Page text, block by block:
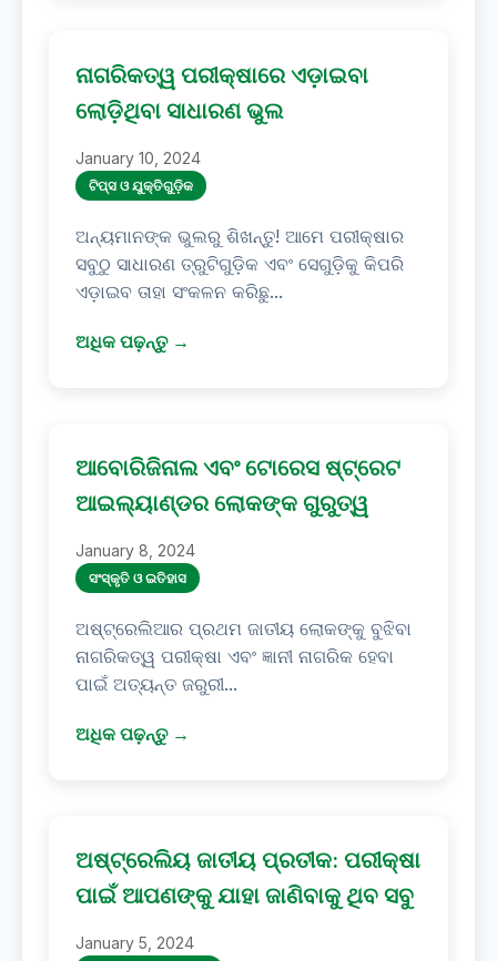
ନାଗରିକତ୍ୱ ପରୀକ୍ଷାରେ ଏଡ଼ାଇବା
ଲୋଡ଼ିଥିବା ସାଧାରଣ ଭୁଲ
January 10, 2024
ଟିପ୍ସ ଓ ଯୁକ୍ତିଗୁଡ଼ିକ
ଅନ୍ୟମାନଙ୍କ ଭୁଲରୁ ଶିଖନ୍ତୁ! ଆମେ ପରୀକ୍ଷାର
ସବୁଠୁ ସାଧାରଣ ତ୍ରୁଟିଗୁଡ଼ିକ ଏବଂ ସେଗୁଡ଼ିକୁ କିପରି
ଏଡ଼ାଇବ ତାହା ସଂକଳନ କରିଛୁ...
ଅଧିକ ପଢ଼ନ୍ତୁ →
ଆବୋରିଜିନାଲ ଏବଂ ଟୋରେସ ଷ୍ଟ୍ରେଟ
ଆଇଲ୍ୟାଣ୍ଡର ଲୋକଙ୍କ ଗୁରୁତ୍ୱ
January 8, 2024
ସଂସ୍କୃତି ଓ ଇତିହାସ
ଅଷ୍ଟ୍ରେଲିଆର ପ୍ରଥମ ଜାତୀୟ ଲୋକଙ୍କୁ ବୁଝିବା
ନାଗରିକତ୍ୱ ପରୀକ୍ଷା ଏବଂ ଜ୍ଞାନୀ ନାଗରିକ ହେବା
ପାଇଁ ଅତ୍ୟନ୍ତ ଜରୁରୀ...
ଅଧିକ ପଢ଼ନ୍ତୁ →
ଅଷ୍ଟ୍ରେଲିୟ ଜାତୀୟ ପ୍ରତୀକ: ପରୀକ୍ଷା
ପାଇଁ ଆପଣଙ୍କୁ ଯାହା ଜାଣିବାକୁ ଥିବ ସବୁ
January 5, 2024